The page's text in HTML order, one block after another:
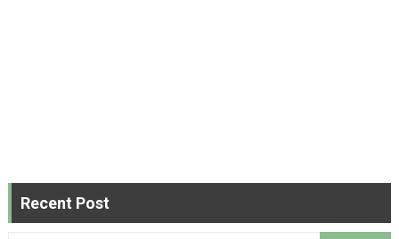
Recent Post